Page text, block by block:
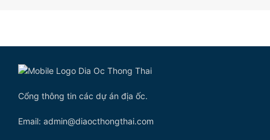
Cổng thông tin các dự án địa ốc.
Email: admin@diaocthongthai.com